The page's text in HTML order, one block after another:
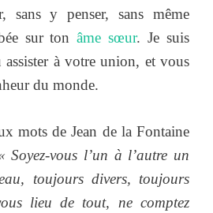
y penser, sans même
sur tonâme sœur. Je suis
assister à votre union, et vous
du monde.
mots de Jean de la Fontaine
Soyez-vous l’un à l’autre un
toujours divers, toujours
lieu de tout, ne comptez